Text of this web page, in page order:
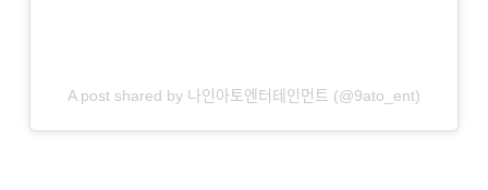
A post shared by 나인아토엔터테인먼트 (@9ato_ent)